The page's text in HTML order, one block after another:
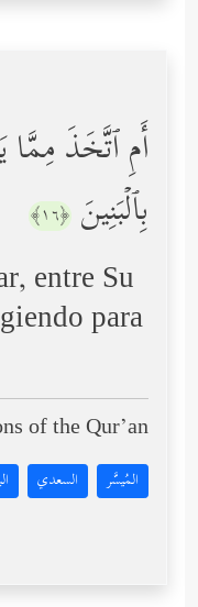
أَمِ ٱتَّخَذَ
بِٱلۡبَنِینَ ﴿١٦﴾
entre Su
para
of the Qur’an:
المُيسَّر السعدي